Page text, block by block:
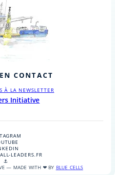
CONTACT
À LA NEWSLETTER
Initiative
LEADERS.FR
⚓
— MADE WITH ❤ BY BLUE CELLS